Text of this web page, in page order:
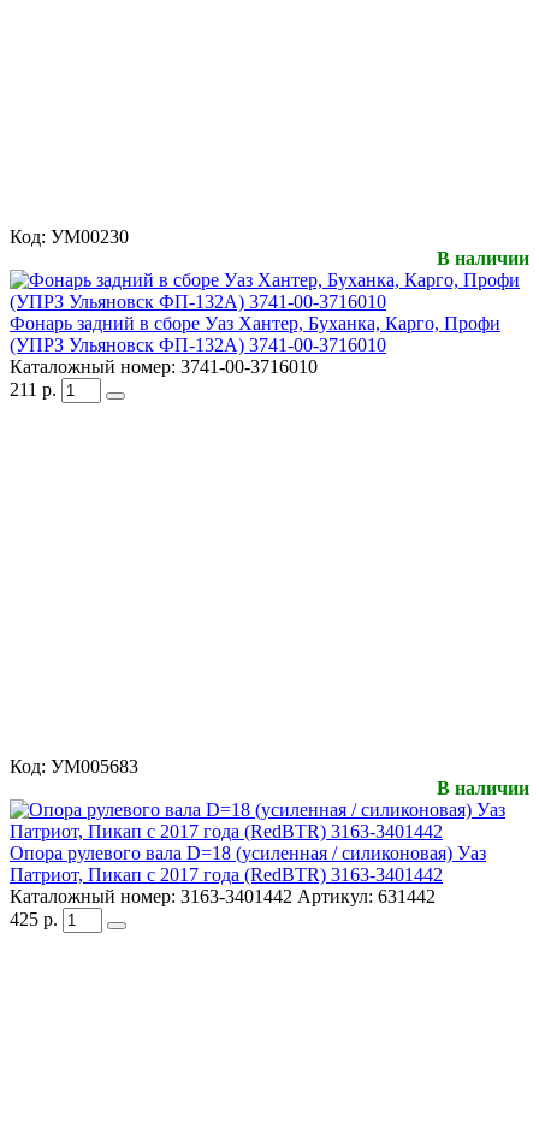
Код: УМ00230
В наличии
Фонарь задний в сборе Уаз Хантер, Буханка, Карго, Профи
(УПРЗ Ульяновск ФП-132А) 3741-00-3716010
Каталожный номер: 3741-00-3716010
211 р.
Код: УМ005683
В наличии
Опора рулевого вала D=18 (усиленная / силиконовая) Уаз
Патриот, Пикап с 2017 года (RedBTR) 3163-3401442
Каталожный номер: 3163-3401442 Артикул: 631442
425 р.